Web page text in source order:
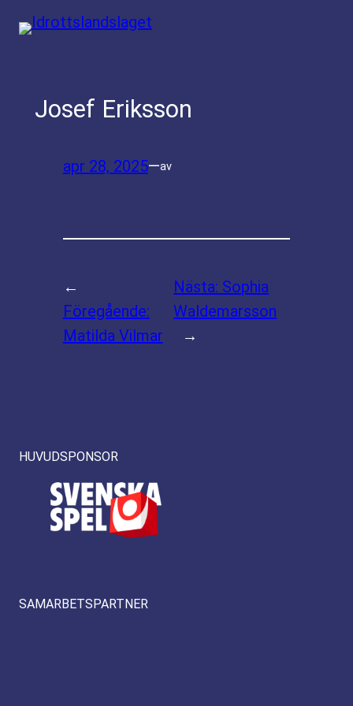
Hoppa
Josef Eriksson
apr 28, 2025—av
←
Föregående:
Matilda Vilmar
Nästa: Sophia
Waldemarsson
→
HUVUDSPONSOR
SAMARBETSPARTNER